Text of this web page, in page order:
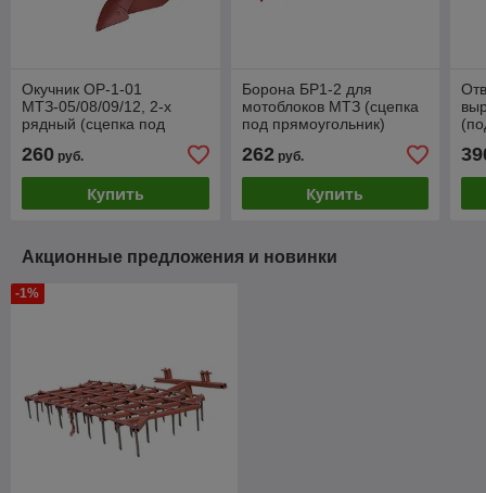
Окучник ОР-1-01
МТЗ-05/08/09/12, 2-х
рядный (сцепка под
260 руб.
Купить
Борона БР1-2 для
мотоблоков МТЗ (сцепка
под прямоугольник)
262руб.
Купить
Акционные предложения и новинки
-1%